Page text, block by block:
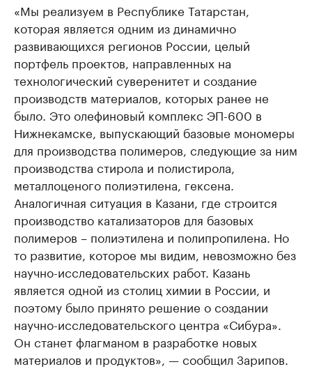
«Мы реализуем в Республике Татарстан,
которая является одним из динамично
развивающихся регионов России, целый
портфель проектов, направленных на
технологический суверенитет и создание
производств материалов, которых ранее не
было. Это олефиновый комплекс ЭП-600 в
Нижнекамске, выпускающий базовые мономеры
для производства полимеров, следующие за ним
производства стирола и полистирола,
металлоценого полиэтилена, гексена.
Аналогичная ситуация в Казани, где строится
производство катализаторов для базовых
полимеров – полиэтилена и полипропилена. Но
то развитие, которое мы видим, невозможно без
научно-исследовательских работ. Казань
является одной из столиц химии в России, и
поэтому было принято решение о создании
научно-исследовательского центра «Сибура».
Он станет флагманом в разработке новых
материалов и продуктов», — сообщил Зарипов.